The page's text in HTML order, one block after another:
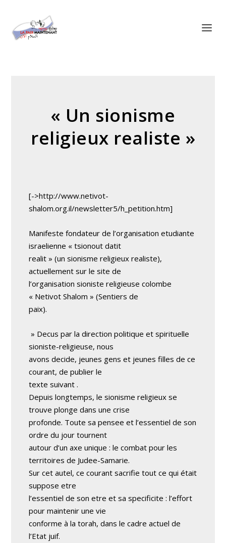
« Un sionisme
religieux realiste »
[->http://www.netivot-
shalom.org.il/newsletter5/h_petition.htm]
Manifeste fondateur de l’organisation etudiante
israelienne « tsionout datit
realit » (un sionisme religieux realiste),
actuellement sur le site de
l’organisation sioniste religieuse colombe
« Netivot Shalom » (Sentiers de
paix).
» Decus par la direction politique et spirituelle
sioniste-religieuse, nous
avons decide, jeunes gens et jeunes filles de ce
courant, de publier le
texte suivant .
Depuis longtemps, le sionisme religieux se
trouve plonge dans une crise
profonde. Toute sa pensee et l’essentiel de son
ordre du jour tournent
autour d’un axe unique : le combat pour les
territoires de Judee-Samarie.
Sur cet autel, ce courant sacrifie tout ce qui était
suppose etre
l’essentiel de son etre et sa specificite : l’effort
pour maintenir une vie
conforme à la torah, dans le cadre actuel de
l’Etat juif.